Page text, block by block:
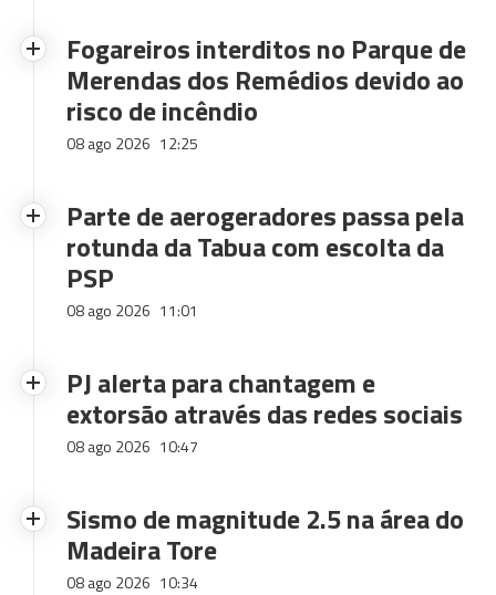
Fogareiros interditos no Parque de
Merendas dos Remédios devido ao
risco de incêndio
08 ago 2026 12:25
Parte de aerogeradores passa pela
rotunda da Tabua com escolta da
PSP
08 ago 2026 11:01
PJ alerta para chantagem e
extorsão através das redes sociais
08 ago 2026 10:47
Sismo de magnitude 2.5 na área do
Madeira Tore
08 ago 2026 10:34